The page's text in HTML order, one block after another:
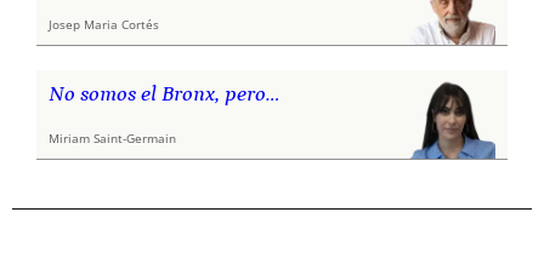
Josep Maria Cortés
No somos el Bronx, pero…
Miriam Saint-Germain